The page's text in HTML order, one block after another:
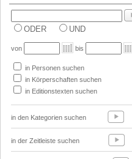
ODER UND
von bis
in Personen suchen
in Körperschaften suchen
in Editionstexten suchen
in den Kategorien suchen
in der Zeitleiste suchen